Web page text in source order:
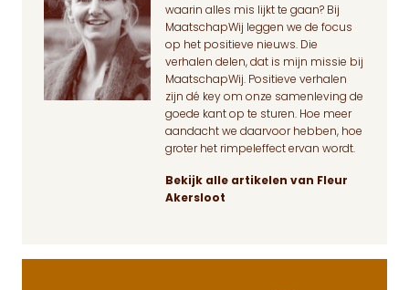
waarin alles mis lijkt te gaan? Bij
MaatschapWij leggen we de focus
op het positieve nieuws. Die
verhalen delen, dat is mijn missie bij
MaatschapWij. Positieve verhalen
zijn dé key om onze samenleving de
goede kant op te sturen. Hoe meer
aandacht we daarvoor hebben, hoe
groter het rimpeleffect ervan wordt.
Bekijk alle artikelen van Fleur
Akersloot